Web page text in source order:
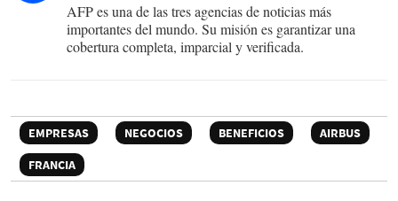
AFP es una de las tres agencias de noticias más
importantes del mundo. Su misión es garantizar una
cobertura completa, imparcial y verificada.
EMPRESAS NEGOCIOS BENEFICIOS
AIRBUS
FRANCIA